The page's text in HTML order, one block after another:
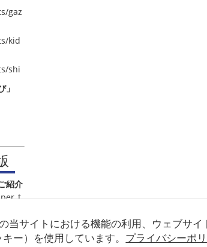
当サイトにおける機能の利用、ウェブサ
ー）を使用しています。 プライバシーポ
gaz
kid
shi
」
紹介